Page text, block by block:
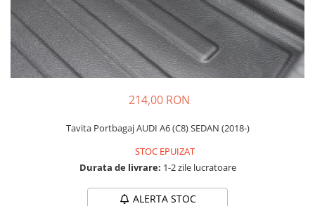
Schimbatoare Viteze
Accesorii Auto
Accesorii Auto Exterior
Husa Auto / Prelata Auto
Accesorii Interior Auto
214,00 RON
Tavita Portbagaj AUDI A6 (C8) SEDAN (2018-)
STOC EPUIZAT
Durata de livrare: 1-2 zile lucratoare
ALERTA STOC